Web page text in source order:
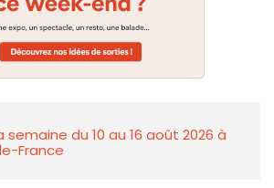
semaine du 10 au 16 août 2026 à
France